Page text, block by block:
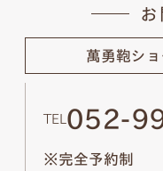
萬勇鞄シ
TEL 052-
※完全予約制